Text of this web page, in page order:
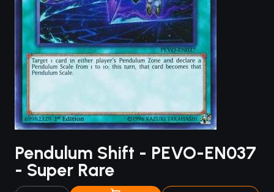
Pendulum Shift - PEVO-EN037
- Super Rare